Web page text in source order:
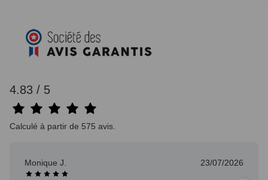
4.83 / 5
Calculé à partir de 575 avis.
Monique J. 23/07/2026